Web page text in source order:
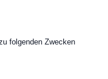
folgenden Zwecken